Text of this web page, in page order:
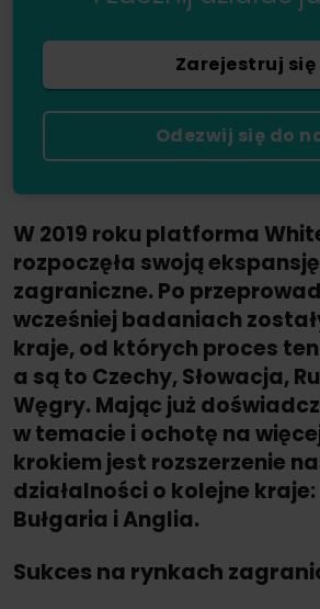
Zarejestruj się
Odezwij się do
W 2019 roku platforma
rozpoczęła swoją
zagraniczne. Po
wcześniej badaniach
kraje, od których proces ten
a są to Czechy, Słowacja,
Węgry. Mając już
w temacie i ochotę na
krokiem jest rozszerzenie
działalności o kolejne
Bułgaria i Anglia.
Sukces na rynkach